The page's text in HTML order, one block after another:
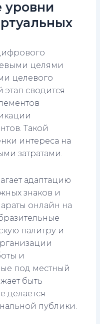
уровни
целями
целевого
сводится
Такой
интереса на
затратами.
адаптацию
знаков и
онлайн на
палитру и
и
под местный
быть
делается
публики.